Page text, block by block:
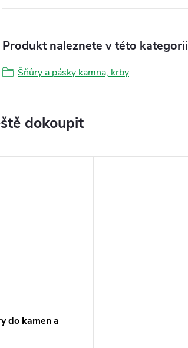
Produkt naleznete v této kategorii
Šňůry a pásky kamna, krby
dokoupit
do kamen a